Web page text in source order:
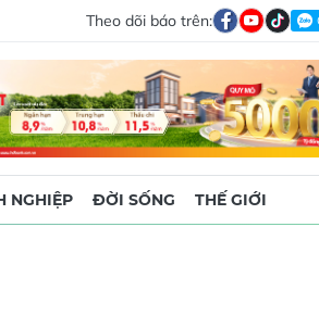
Theo dõi báo trên:
NGHIỆP ĐỜI SỐNG THẾ GIỚI